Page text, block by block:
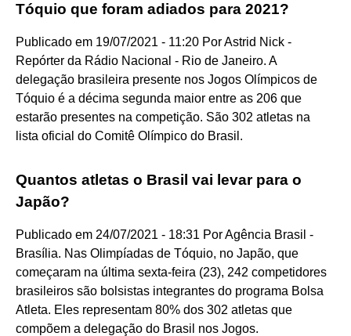
Tóquio que foram adiados para 2021?
Publicado em 19/07/2021 - 11:20 Por Astrid Nick -
Repórter da Rádio Nacional - Rio de Janeiro. A
delegação brasileira presente nos Jogos Olímpicos de
Tóquio é a décima segunda maior entre as 206 que
estarão presentes na competição. São 302 atletas na
lista oficial do Comitê Olímpico do Brasil.
Quantos atletas o Brasil vai levar para o
Japão?
Publicado em 24/07/2021 - 18:31 Por Agência Brasil -
Brasília. Nas Olimpíadas de Tóquio, no Japão, que
começaram na última sexta-feira (23), 242 competidores
brasileiros são bolsistas integrantes do programa Bolsa
Atleta. Eles representam 80% dos 302 atletas que
compõem a delegação do Brasil nos Jogos.